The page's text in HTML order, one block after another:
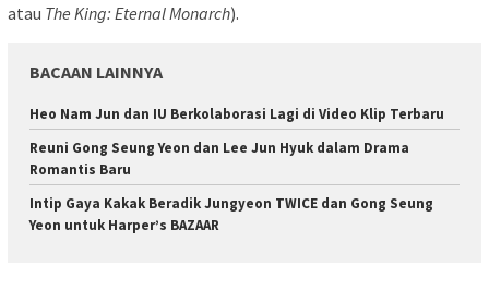
atau The King: Eternal Monarch).
BACAAN LAINNYA
Heo Nam Jun dan IU Berkolaborasi Lagi di Video Klip Terbaru
Reuni Gong Seung Yeon dan Lee Jun Hyuk dalam Drama
Romantis Baru
Intip Gaya Kakak Beradik Jungyeon TWICE dan Gong Seung
Yeon untuk Harper’s BAZAAR